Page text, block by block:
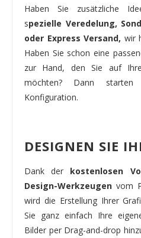
Haben Sie zusätzliche
spezielle Veredelung,
oder Express Versand, wir
Haben Sie schon eine
zur Hand, den Sie auf
möchten? Dann
Konfiguration.
DESIGNEN SIE
Dank der kostenlosen
Design-Werkzeugen vom
wird die Erstellung Ihrer
Sie ganz einfach Ihre
Bilder per Drag-and-drop